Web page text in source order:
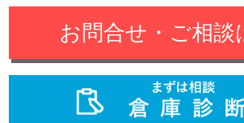
お問合せ・ご相談